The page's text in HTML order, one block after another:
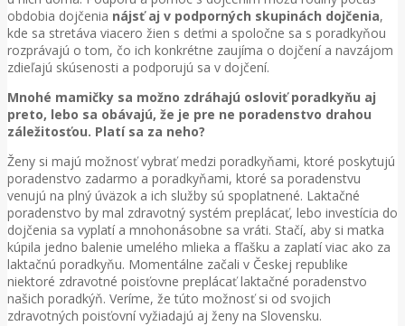
obdobia dojčenia nájsť aj v podporných skupinách dojčenia,
kde sa stretáva viacero žien s deťmi a spoločne sa s poradkyňou
rozprávajú o tom, čo ich konkrétne zaujíma o dojčení a navzájom
zdieľajú skúsenosti a podporujú sa v dojčení.
Mnohé mamičky sa možno zdráhajú osloviť poradkyňu aj
preto, lebo sa obávajú, že je pre ne poradenstvo drahou
záležitosťou. Platí sa za neho?
Ženy si majú možnosť vybrať medzi poradkyňami, ktoré poskytujú
poradenstvo zadarmo a poradkyňami, ktoré sa poradenstvu
venujú na plný úväzok a ich služby sú spoplatnené. Laktačné
poradenstvo by mal zdravotný systém preplácať, lebo investícia do
dojčenia sa vyplatí a mnohonásobne sa vráti. Stačí, aby si matka
kúpila jedno balenie umelého mlieka a fľašku a zaplatí viac ako za
laktačnú poradkyňu. Momentálne začali v Českej republike
niektoré zdravotné poisťovne preplácať laktačné poradenstvo
našich poradkýň. Veríme, že túto možnosť si od svojich
zdravotných poisťovní vyžiadajú aj ženy na Slovensku.